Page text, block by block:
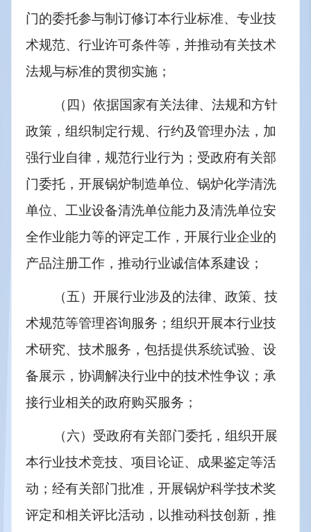
门的委托参与制订修订本行业标准、专业技
术规范、行业许可条件等，并推动有关技术
法规与标准的贯彻实施；
（四）依据国家有关法律、法规和方针
政策，组织制定行规、行约及管理办法，加
强行业自律，规范行业行为；受政府有关部
门委托，开展锅炉制造单位、锅炉化学清洗
单位、工业设备清洗单位能力及清洗单位安
全作业能力等的评定工作，开展行业企业的
产品注册工作，推动行业诚信体系建设；
（五）开展行业涉及的法律、政策、技
术规范等管理咨询服务；组织开展本行业技
术研究、技术服务，包括提供系统试验、设
备展示，协调解决行业中的技术性争议；承
接行业相关的政府购买服务；
（六）受政府有关部门委托，组织开展
本行业技术竞技、项目论证、成果鉴定等活
动；经有关部门批准，开展锅炉科学技术奖
评定和相关评比活动，以推动科技创新，推